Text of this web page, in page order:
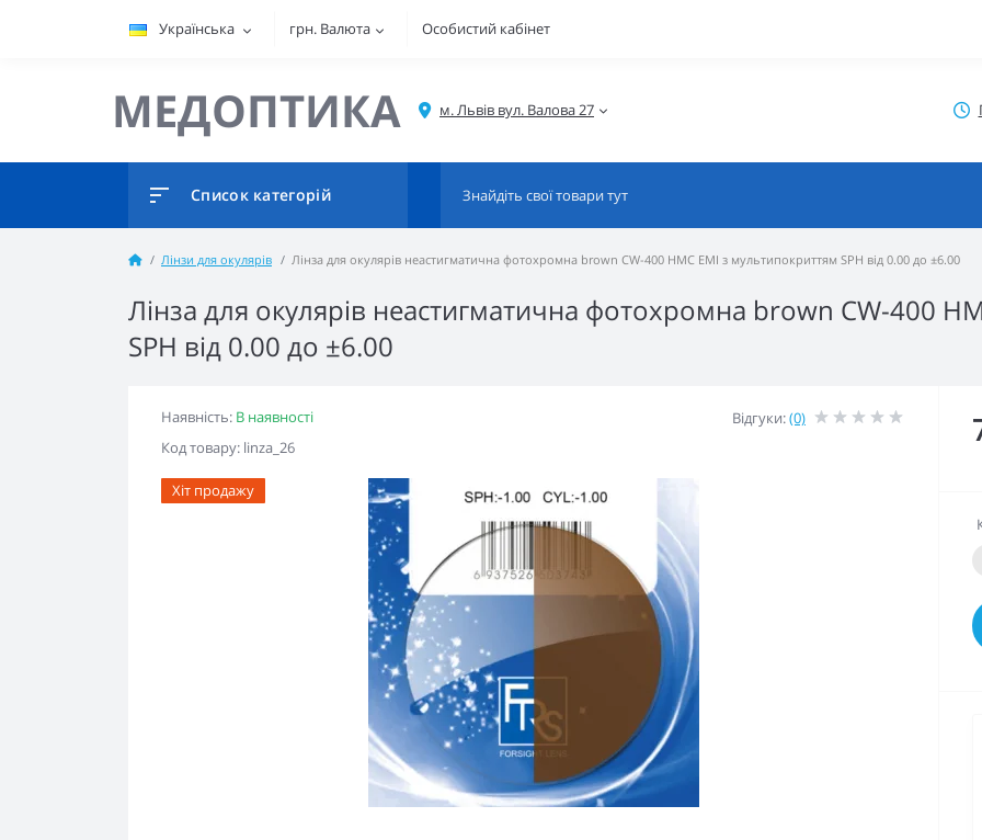
Українська грн. Валюта Особистий кабінет
МЕДОПТИКА
Список категорій
Лінзи для окулярів Лінза для окулярів неастигматична фотохромна brown CW-400 HMC EMI з мультипокриттям SPH від 0.00 до ±6.00
Лінза для окулярів неастигматична фотохромна brown CW-400
SPH від 0.00 до ±6.00
Наявність: В наявності
Код товару: linza_26
Відгуки:(0)
Хіт продажу